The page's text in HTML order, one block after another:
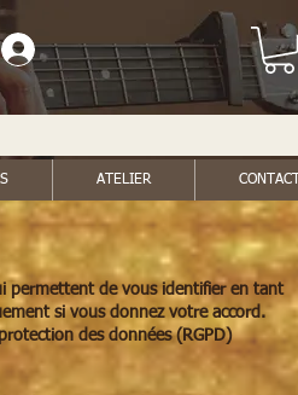
ATELIER CONTACT
permettent de vous identifier en tant
si vous donnez votre accord.
des données (RGPD)